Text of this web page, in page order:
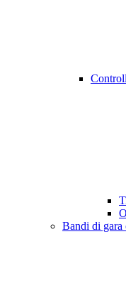
Bandi di gara